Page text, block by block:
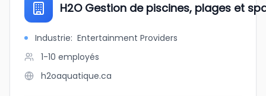
H2O Gestion de piscines, plages et
Industrie: Entertainment Providers
1-10 employés
h2oaquatique.ca